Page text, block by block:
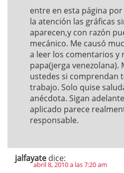
entre en esta página
la atención las gráficas
aparecen,y con razón
mecánico. Me causó
a leer los comentarios y
papa(jerga venezolana).
ustedes si comprendan
trabajo. Solo quise
anécdota. Sigan
aplicado parece
responsable.
jalfayate dice:
abril 8, 2010 a las 7:20 am